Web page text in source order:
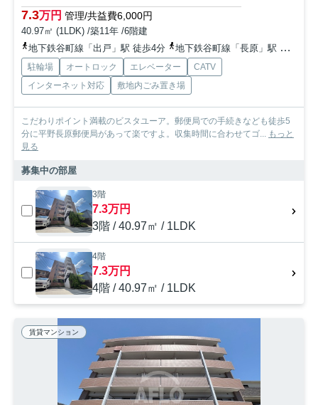
7.3万円 管理/共益費6,000円
40.97㎡ (1LDK) /築11年 /6階建
地下鉄谷町線「出戸」駅 徒歩4分
地下鉄谷町線「長原」駅 徒歩16分
駐輪場 オートロック エレベーター
CATV
インターネット対応
敷地内ごみ置き場
こだわりポイント満載のビスタユーア。郵便局での手続きなども徒歩5
分に平野長原郵便局があって楽ですよ。収集時間に合わせてゴ... もっと
見る
募集中の部屋
3階
7.3万円
3階 / 40.97㎡ / 1LDK
4階
7.3万円
4階 / 40.97㎡ / 1LDK
賃貸マンション